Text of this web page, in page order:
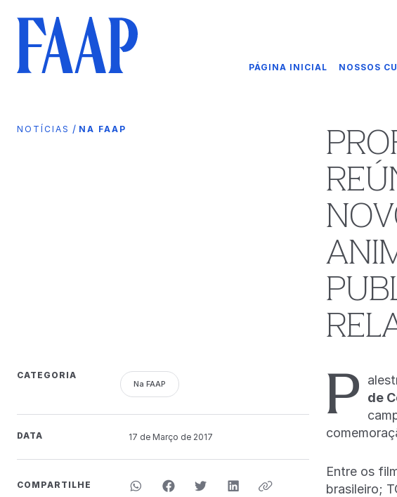
PÁGINA INICIAL NOSSOS
NOTÍCIAS / NA FAAP
CATEGORIA
Na FAAP
DATA 17 de Março de 2017
COMPARTILHE
P
de
Entre os
brasileiro;